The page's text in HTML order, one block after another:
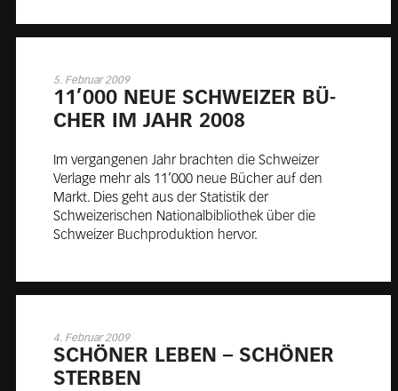
5. Februar 2009
11’000 NEUE SCHWEI­ZER BÜ­
CHER IM JAHR 2008
Im vergangenen Jahr brachten die Schweizer
Verlage mehr als 11’000 neue Bücher auf den
Markt. Dies geht aus der Statistik der
Schweizerischen Nationalbibliothek über die
Schweizer Buchproduktion hervor.
4. Februar 2009
SCHÖ­NER LE­BEN – SCHÖ­NER
STER­BEN